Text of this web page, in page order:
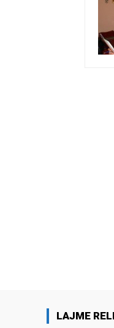
LAJME